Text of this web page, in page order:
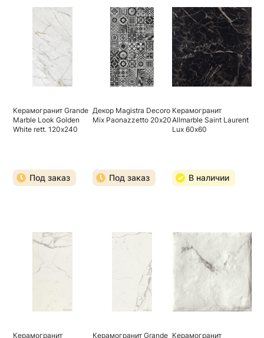
Керамогранит Grande
Marble Look Golden
White rett. 120х240
Под заказ
Декор Magistra Decoro
Mix Paonazzetto 20х20
Под заказ
Керамогранит
Allmarble Saint Laurent
Lux 60х60
В наличии
Керамогранит
Керамогранит Grande Керамогранит